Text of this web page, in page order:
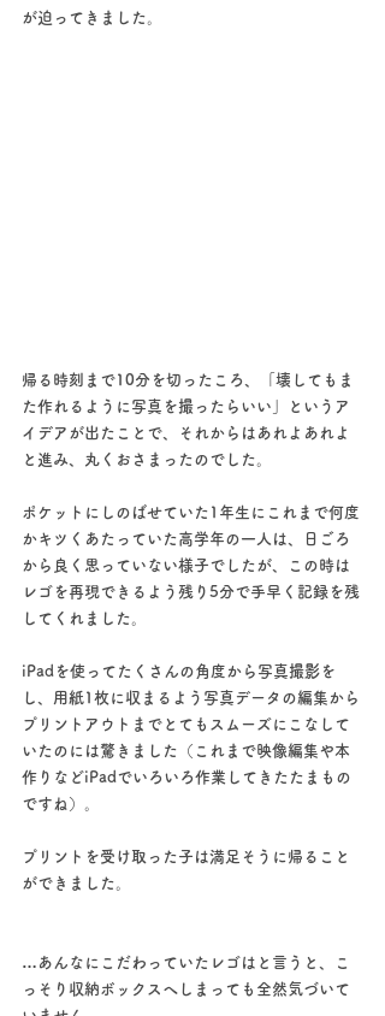
が迫ってきました。
帰る時刻まで10分を切ったころ、「壊してもま
た作れるように写真を撮ったらいい」というア
イデアが出たことで、それからはあれよあれよ
と進み、丸くおさまったのでした。
ポケットにしのばせていた1年生にこれまで何度
かキツくあたっていた高学年の一人は、日ごろ
から良く思っていない様子でしたが、この時は
レゴを再現できるよう残り5分で手早く記録を残
してくれました。
iPadを使ってたくさんの角度から写真撮影を
し、用紙1枚に収まるよう写真データの編集から
プリントアウトまでとてもスムーズにこなして
いたのには驚きました（これまで映像編集や本
作りなどiPadでいろいろ作業してきたたまもの
ですね）。
プリントを受け取った子は満足そうに帰ること
ができました。
…あんなにこだわっていたレゴはと言うと、こ
っそり収納ボックスへしまっても全然気づいて